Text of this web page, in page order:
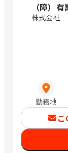
（障）
株式会社
勤務地